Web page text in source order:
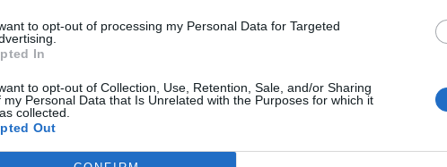
to opt-out of processing my Personal Data for Targeted
In
to opt-out of Collection, Use, Retention, Sale, and/or Sharing
my Personal Data that Is Unrelated with the Purposes for which it
collected.
Out